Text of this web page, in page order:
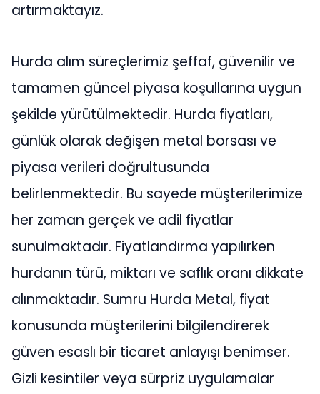
artırmaktayız.
Hurda alım süreçlerimiz şeffaf, güvenilir ve
tamamen güncel piyasa koşullarına uygun
şekilde yürütülmektedir. Hurda fiyatları,
günlük olarak değişen metal borsası ve
piyasa verileri doğrultusunda
belirlenmektedir. Bu sayede müşterilerimize
her zaman gerçek ve adil fiyatlar
sunulmaktadır. Fiyatlandırma yapılırken
hurdanın türü, miktarı ve saflık oranı dikkate
alınmaktadır. Sumru Hurda Metal, fiyat
konusunda müşterilerini bilgilendirerek
güven esaslı bir ticaret anlayışı benimser.
Gizli kesintiler veya sürpriz uygulamalar